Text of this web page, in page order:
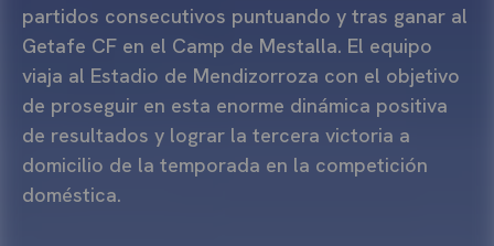
partidos consecutivos puntuando y tras ganar al
Getafe CF en el Camp de Mestalla. El equipo
viaja al Estadio de Mendizorroza con el objetivo
de proseguir en esta enorme dinámica positiva
de resultados y lograr la tercera victoria a
domicilio de la temporada en la competición
doméstica.